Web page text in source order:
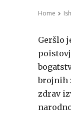
Home
Geršlo
brojnih
zdrav